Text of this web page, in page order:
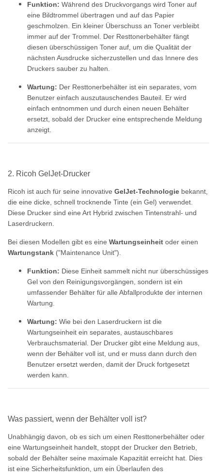
Funktion: Während des Druckvorgangs wird Toner auf
eine Bildtrommel übertragen und auf das Papier
geschmolzen. Ein kleiner Überschuss an Toner verbleibt
immer auf der Trommel. Der Resttonerbehälter fängt
diesen überschüssigen Toner auf, um die Qualität der
nächsten Ausdrucke sicherzustellen und das Innere des
Druckers sauber zu halten.
Wartung: Der Resttonerbehälter ist ein separates, vom
Benutzer einfach auszutauschendes Bauteil. Er wird
einfach entnommen und durch einen neuen Behälter
ersetzt, sobald der Drucker eine entsprechende Meldung
anzeigt.
2. Ricoh GelJet-Drucker
Ricoh ist auch für seine innovative GelJet-Technologie bekannt,
die eine dicke, schnell trocknende Tinte (ein Gel) verwendet.
Diese Drucker sind eine Art Hybrid zwischen Tintenstrahl- und
Laserdruckern.
Bei diesen Modellen gibt es eine Wartungseinheit oder einen
Wartungstank ("Maintenance Unit").
Funktion: Diese Einheit sammelt nicht nur überschüssiges
Gel von den Reinigungsvorgängen, sondern ist ein
umfassender Behälter für alle Abfallprodukte der internen
Wartung.
Wartung: Wie bei den Laserdruckern ist die
Wartungseinheit ein separates, austauschbares
Verbrauchsmaterial. Der Drucker gibt eine Meldung aus,
wenn der Behälter voll ist, und er muss dann durch den
Benutzer ersetzt werden, damit der Druck fortgesetzt
werden kann.
Was passiert, wenn der Behälter voll ist?
Unabhängig davon, ob es sich um einen Resttonerbehälter oder
eine Wartungseinheit handelt, stoppt der Drucker den Betrieb,
sobald der Behälter seine maximale Kapazität erreicht hat. Dies
ist eine Sicherheitsfunktion, um ein Überlaufen des